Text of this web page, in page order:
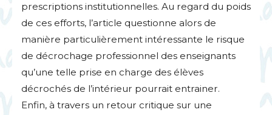
prescriptions institutionnelles. Au regard du poids
de ces efforts, l’article questionne alors de
manière particulièrement intéressante le risque
de décrochage professionnel des enseignants
qu’une telle prise en charge des élèves
décrochés de l’intérieur pourrait entrainer.
Enfin, à travers un retour critique sur une